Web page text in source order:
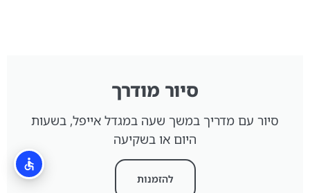
סיור מודרך
סיור עם מדריך במשך שעה במגדל אייפל, בשעות
היום או בשקיעה
להזמנות